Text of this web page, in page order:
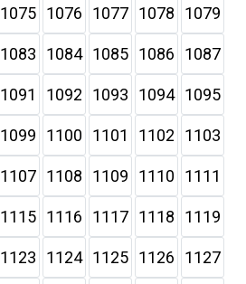
1075 1076 1077 1078 1079
1083 1084 1085 1086 1087
1091 1092 1093 1094 1095
1099 1100 1101 1102 1103
1107 1108 1109 1110 1111
1115 1116 1117 1118 1119
1123 1124 1125 1126 1127